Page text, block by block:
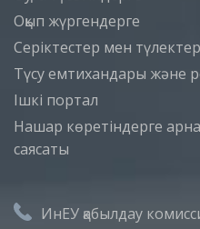
Оқып жүргендерге
Серіктестер мен
Түсу емтихандары және
Iшкi портал
Нашар көретіндерге
саясаты
ИнЕУ қабылдау